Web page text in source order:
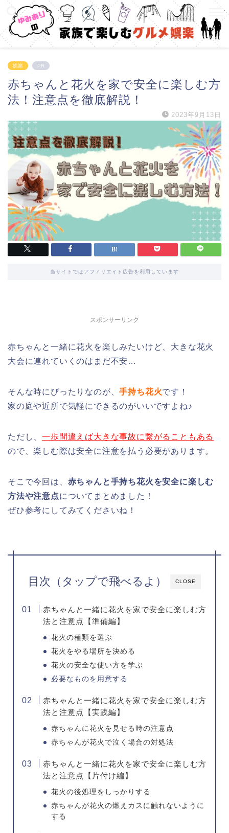
娯楽 PR
赤ちゃんと花火を家で安全に楽しむ方
法！注意点を徹底解説！
2023年9月13日
当サイトではアフィリエイト広告を利用しています
スポンサーリンク
赤ちゃんと一緒に花火を楽しみたいけど、大きな花火
大会に連れていくのはまだ不安…
そんな時にぴったりなのが、手持ち花火です！
家の庭や近所で気軽にできるのがいいですよね♪
ただし、一歩間違えば大きな事故に繋がることもある
ので、楽しむ際は安全に注意を払う必要があります。
そこで今回は、 赤ちゃんと手持ち花火を安全に楽しむ
方法や注意点についてまとめました！
ぜひ参考にしてみてくださいね！
CLOSE
目次（タップで飛べるよ）
赤ちゃんと一緒に花火を家で安全に楽しむ方
法と注意点【準備編】
花火の種類を選ぶ
花火をやる場所を決める
花火の安全な使い方を学ぶ
必要なものを用意する
赤ちゃんと一緒に花火を家で安全に楽しむ方
法と注意点【実践編】
赤ちゃんに花火を見せる時の注意点
赤ちゃんが花火で泣く場合の対処法
赤ちゃんと一緒に花火を家で安全に楽しむ方
法と注意点【片付け編】
花火の後処理をしっかりする
赤ちゃんが花火の燃えカスに触れないように
する